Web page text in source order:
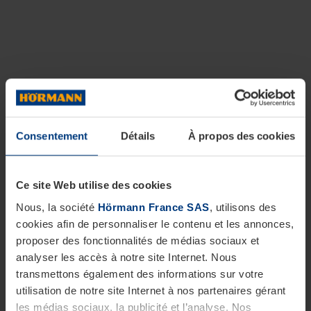
Consentement Détails À propos des cookies
Ce site Web utilise des cookies
Nous, la société Hörmann France SAS, utilisons des
cookies afin de personnaliser le contenu et les annonces,
proposer des fonctionnalités de médias sociaux et
analyser les accès à notre site Internet. Nous
transmettons également des informations sur votre
utilisation de notre site Internet à nos partenaires gérant
les médias sociaux, la publicité et l’analyse. Nos